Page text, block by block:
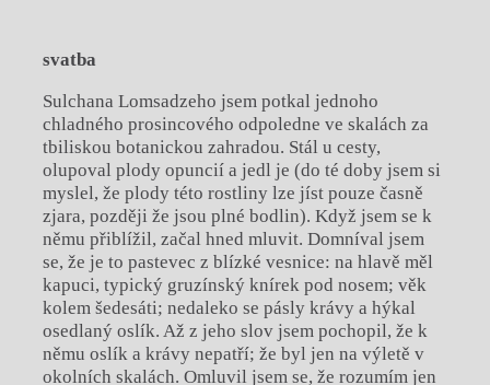
svatba
Sulchana Lomsadzeho jsem potkal jednoho
chladného prosincového odpoledne ve skalách za
tbiliskou botanickou zahradou. Stál u cesty,
olupoval plody opuncií a jedl je (do té doby jsem si
myslel, že plody této rostliny lze jíst pouze časně
zjara, později že jsou plné bodlin). Když jsem se k
němu přiblížil, začal hned mluvit. Domníval jsem
se, že je to pastevec z blízké vesnice: na hlavě měl
kapuci, typický gruzínský knírek pod nosem; věk
kolem šedesáti; nedaleko se pásly krávy a hýkal
osedlaný oslík. Až z jeho slov jsem pochopil, že k
němu oslík a krávy nepatří; že byl jen na výletě v
okolních skalách. Omluvil jsem se, že rozumím jen